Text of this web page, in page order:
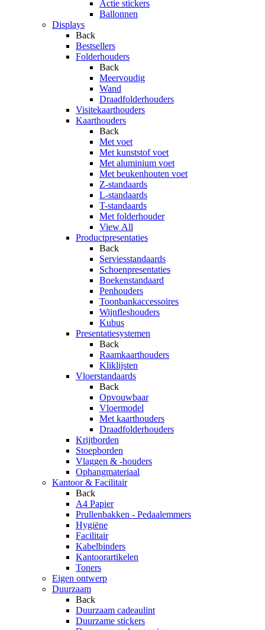
Actie stickers
Ballonnen
Displays
Back
Bestsellers
Folderhouders
Back
Meervoudig
Wand
Draadfolderhouders
Visitekaarthouders
Kaarthouders
Back
Met voet
Met kunststof voet
Met aluminium voet
Met beukenhouten voet
Z-standaards
L-standaards
T-standaards
Met folderhouder
View All
Productpresentaties
Back
Serviesstandaards
Schoenpresentaties
Boekenstandaard
Penhouders
Toonbankaccessoires
Wijnfleshouders
Kubus
Presentatiesystemen
Back
Raamkaarthouders
Kliklijsten
Vloerstandaards
Back
Opvouwbaar
Vloermodel
Met kaarthouders
Draadfolderhouders
Krijtborden
Stoepborden
Vlaggen & -houders
Ophangmateriaal
Kantoor & Facilitair
Back
A4 Papier
Prullenbakken - Pedaalemmers
Hygiëne
Facilitair
Kabelbinders
Kantoorartikelen
Toners
Eigen ontwerp
Duurzaam
Back
Duurzaam cadeaulint
Duurzame stickers